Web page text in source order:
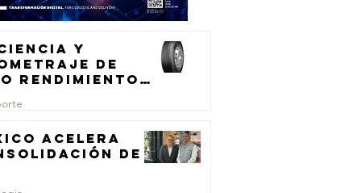
y
de
rendimiento
de
acelera
de